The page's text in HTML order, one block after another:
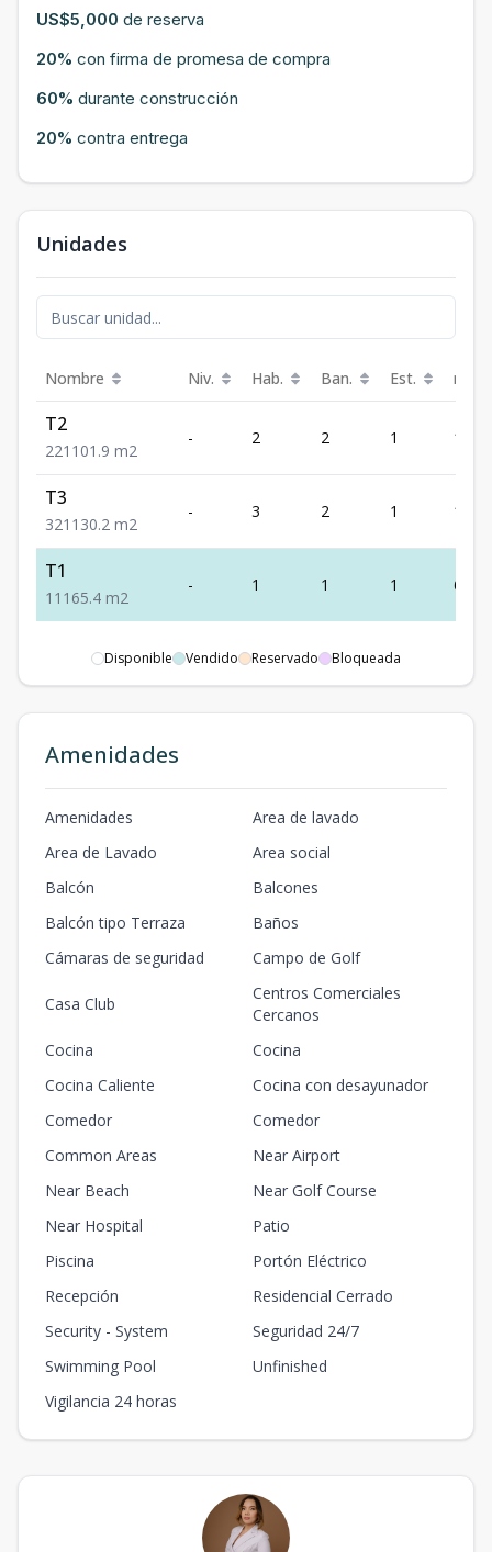
US$5,000 de reserva
20% con firma de promesa de compra
60% durante construcción
20% contra entrega
Unidades
Nombre Niv. Hab. Ban. Est. m²
T2
221 101.9 m2
- 2 2 1 101.9
T3
321 130.2 m2
- 3 2 1 130.2
T1
1 1 1 65.4 m2
- 1 1 1 65.4
Disponible Vendido Reservado Bloqueada
Amenidades
Amenidades
Area de lavado
Area de Lavado
Area social
Balcón
Balcones
Balcón tipo Terraza
Baños
Cámaras de seguridad
Campo de Golf
Casa Club
Centros Comerciales
Cercanos
Cocina
Cocina
Cocina Caliente
Cocina con desayunador
Comedor
Comedor
Common Areas
Near Airport
Near Beach
Near Golf Course
Near Hospital
Patio
Piscina
Portón Eléctrico
Recepción
Residencial Cerrado
Security - System
Seguridad 24/7
Swimming Pool
Unfinished
Vigilancia 24 horas